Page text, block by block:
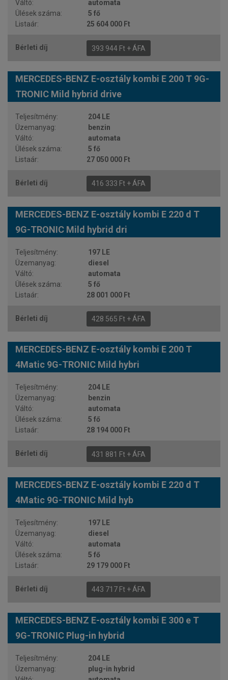
automata
5 fő
25 604 000 Ft
393 944 Ft + ÁFA
MERCEDES-BENZ E-osztály kombi E 200 T 9G-
TRONIC Mild hybrid drive
204 LE
benzin
automata
5 fő
27 050 000 Ft
416 333 Ft + ÁFA
MERCEDES-BENZ E-osztály kombi E 220 d T
9G-TRONIC Mild hybrid dri
197 LE
diesel
automata
5 fő
28 001 000 Ft
428 565 Ft + ÁFA
MERCEDES-BENZ E-osztály kombi E 200 T
4Matic 9G-TRONIC Mild hybri
204 LE
benzin
automata
5 fő
28 194 000 Ft
431 881 Ft + ÁFA
MERCEDES-BENZ E-osztály kombi E 220 d T
4Matic 9G-TRONIC Mild hyb
197 LE
diesel
automata
5 fő
29 179 000 Ft
443 717 Ft + ÁFA
MERCEDES-BENZ E-osztály kombi E 300 e T
9G-TRONIC Plug-in hybrid
204 LE
plug-in hybrid